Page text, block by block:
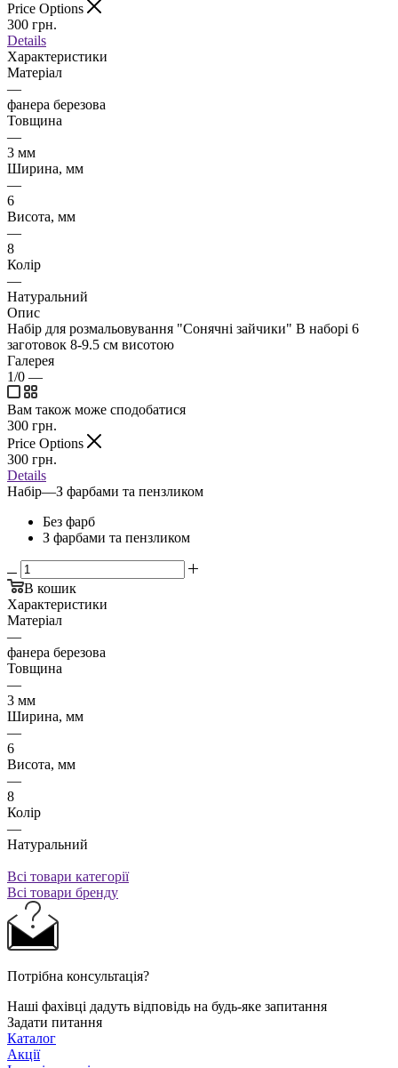
Price Options
300 грн.
Details
Характеристики
Матеріал
—
фанера березова
Товщина
—
3 мм
Ширина, мм
—
6
Висота, мм
—
8
Колір
—
Натуральний
Опис
Набір для розмальовування "Сонячні зайчики" В наборі 6
заготовок 8-9.5 см висотою
Галерея
1/0 —
Вам також може сподобатися
300 грн.
Price Options
300 грн.
Details
Набір—З фарбами та пензликом
Без фарб
З фарбами та пензликом
В кошик
Характеристики
Матеріал
—
фанера березова
Товщина
—
3 мм
Ширина, мм
—
6
Висота, мм
—
8
Колір
—
Натуральний
Всі товари категорії
Всі товари бренду
Потрібна консультація?
Наші фахівці дадуть відповідь на будь-яке запитання
Задати питання
Каталог
Акції